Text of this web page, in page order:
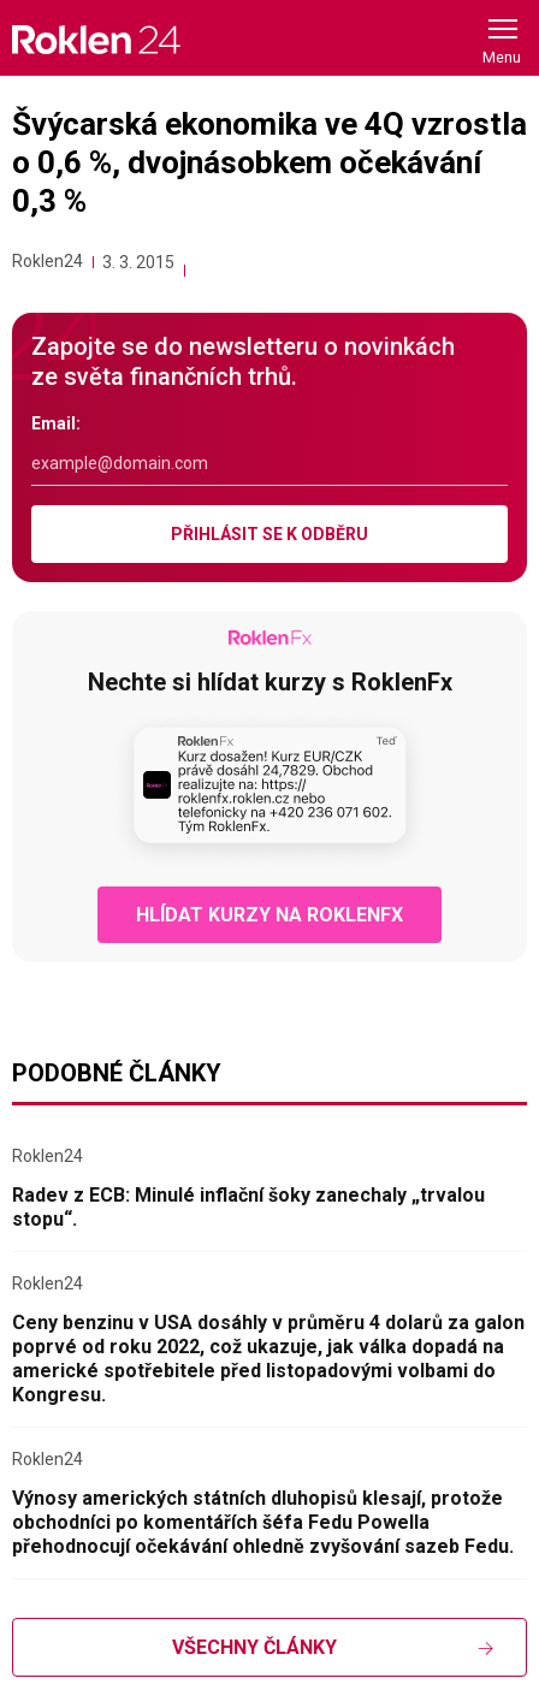
content
Švýcarská ekonomika ve 4Q vzrostla
o 0,6 %, dvojnásobkem očekávání
0,3 %
Roklen24 3. 3. 2015
Zapojte se do newsletteru o novinkách
ze světa finančních trhů.
Email:
PŘIHLÁSIT SE K ODBĚRU
Nechte si hlídat kurzy s RoklenFx
HLÍDAT KURZY NA ROKLENFX
PODOBNÉ ČLÁNKY
Roklen24
Radev z ECB: Minulé inflační šoky zanechaly „trvalou
stopu“.
Roklen24
Ceny benzinu v USA dosáhly v průměru 4 dolarů za galon
poprvé od roku 2022, což ukazuje, jak válka dopadá na
americké spotřebitele před listopadovými volbami do
Kongresu.
Roklen24
Výnosy amerických státních dluhopisů klesají, protože
obchodníci po komentářích šéfa Fedu Powella
přehodnocují očekávání ohledně zvyšování sazeb Fedu.
VŠECHNY ČLÁNKY